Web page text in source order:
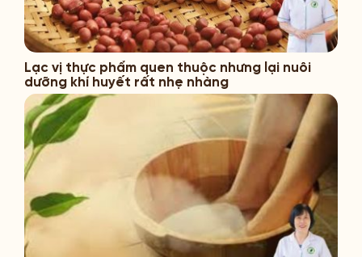
Lạc vị thực phẩm quen thuộc nhưng lại nuôi
dưỡng khí huyết rất nhẹ nhàng